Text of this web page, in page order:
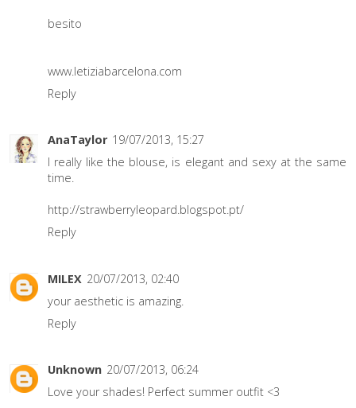
besito
www.letiziabarcelona.com
Reply
AnaTaylor 19/07/2013, 15:27
I really like the blouse, is elegant and sexy at the same
time.
http://strawberryleopard.blogspot.pt/
Reply
MILEX 20/07/2013, 02:40
your aesthetic is amazing.
Reply
Unknown 20/07/2013, 06:24
Love your shades! Perfect summer outfit <3